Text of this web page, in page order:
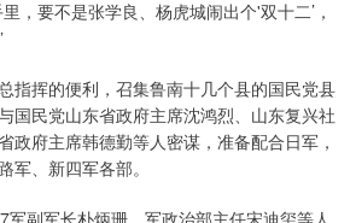
，要不是张学良、杨虎城闹出个'双十二’，
指挥的便利，召集鲁南十几个县的国民党县
国民党山东省政府主席沈鸿烈、山东复兴社
政府主席韩德勤等人密谋，准备配合日军，
军、新四军各部。